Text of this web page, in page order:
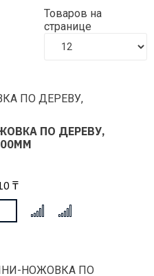
Товаров на
странице
ПО ДЕРЕВУ,
₸